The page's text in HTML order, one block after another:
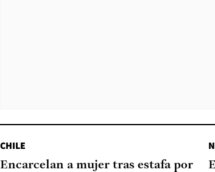
CHILE
Encarcelan a mujer tras estafa por